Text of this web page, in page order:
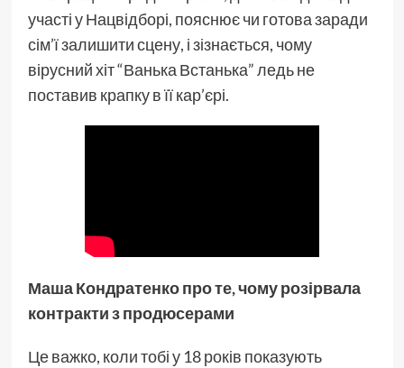
участі у Нацвідборі, пояснює чи готова заради
сім’ї залишити сцену, і зізнається, чому
вірусний хіт “Ванька Встанька” ледь не
поставив крапку в її кар’єрі.
Маша Кондратенко про те, чому розірвала
контракти з продюсерами
​​Це важко, коли тобі у 18 років показують